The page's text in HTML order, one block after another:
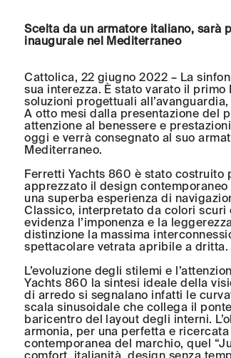
Scelta da un armatore italiano, sarà
inaugurale nel Mediterraneo
Cattolica, 22 giugno 2022 – La
sua interezza. È stato varato il
soluzioni progettuali
A otto mesi dalla presentazione del
attenzione al benessere e
oggi e verrà consegnato al suo
Mediterraneo.
Ferretti Yachts 860 è stato costruito
apprezzato il design
una superba esperienza di
Classico, interpretato da colori
evidenza l’imponenza e la
distinzione la massima
spettacolare vetrata apribile a dritta.
L’evoluzione degli stilemi e
Yachts 860 la sintesi ideale della
di arredo si segnalano infatti le
scala sinusoidale che collega il
baricentro del layout degli interni.
armonia, per una perfetta e
contemporanea del marchio, quel
comfort, italianità, design senza